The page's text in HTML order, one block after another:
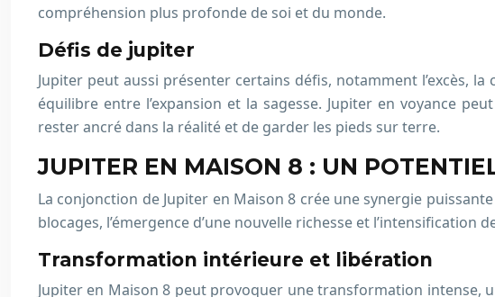
compréhension plus profonde de soi et du monde.
Défis de jupiter
Jupiter peut aussi présenter certains défis, notamment l’excès,
équilibre entre l’expansion et la sagesse. Jupiter en voyance
rester ancré dans la réalité et de garder les pieds sur terre.
JUPITER EN MAISON 8 : UN
La conjonction de Jupiter en Maison 8 crée une synergie
blocages, l’émergence d’une nouvelle richesse et l’intensification
Transformation intérieure et libération
Jupiter en Maison 8 peut provoquer une transformation intense,